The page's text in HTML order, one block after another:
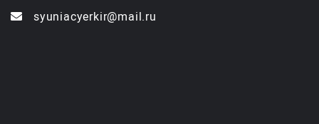
syuniacyerkir@mail.ru